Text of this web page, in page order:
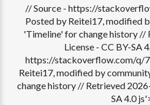
// Source - https://
Posted by Reitei17, modified
'Timeline' for change history //
License - CC BY-SA
https://stackoverflow.com/q/
Reitei17, modified by
change history // Retrieved
SA 4.0